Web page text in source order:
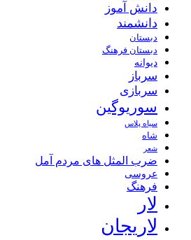
دانش آموز
دانشمند
دبستان
دبستان فرهنگ
دیوانه
سرباز
سربازی
سوریوگین
سیاه پلاس
شاه
شعر
ضرب المثل های مردم آمل
عروسی
فرهنگ
لار
لاریجان